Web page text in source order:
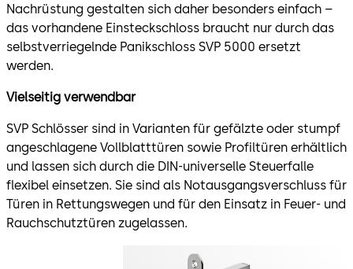
Nachrüstung gestalten sich daher besonders einfach –
das vorhandene Einsteckschloss braucht nur durch das
selbstverriegelnde Panikschloss SVP 5000 ersetzt
werden.
Vielseitig verwendbar
SVP Schlösser sind in Varianten für gefälzte oder stumpf
angeschlagene Vollblatttüren sowie Profiltüren erhältlich
und lassen sich durch die DIN-universelle Steuerfalle
flexibel einsetzen. Sie sind als Notausgangsverschluss für
Türen in Rettungswegen und für den Einsatz in Feuer- und
Rauchschutztüren zugelassen.